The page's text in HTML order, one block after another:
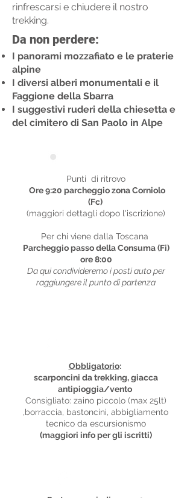
rinfrescarsi e chiudere il nostro
trekking.
Da non perdere:
I panorami mozzafiato e le praterie
alpine
I diversi alberi monumentali e il
Faggione della Sbarra
I suggestivi ruderi della chiesetta e
del cimitero di San Paolo in Alpe
Punti di ritrovo
Ore 9:20 parcheggio zona Corniolo
(Fc)
(maggiori dettagli dopo l'iscrizione)
Per chi viene dalla Toscana
Parcheggio passo della Consuma (Fi)
ore 8:00
Da qui condivideremo i posti auto per
raggiungere il punto di partenza
Obbligatorio:
scarponcini da trekking, giacca
antipioggia/vento
Consigliato: zaino piccolo (max 25lt)
,borraccia, bastoncini, abbigliamento
tecnico da escursionismo
(maggiori info per gli iscritti)